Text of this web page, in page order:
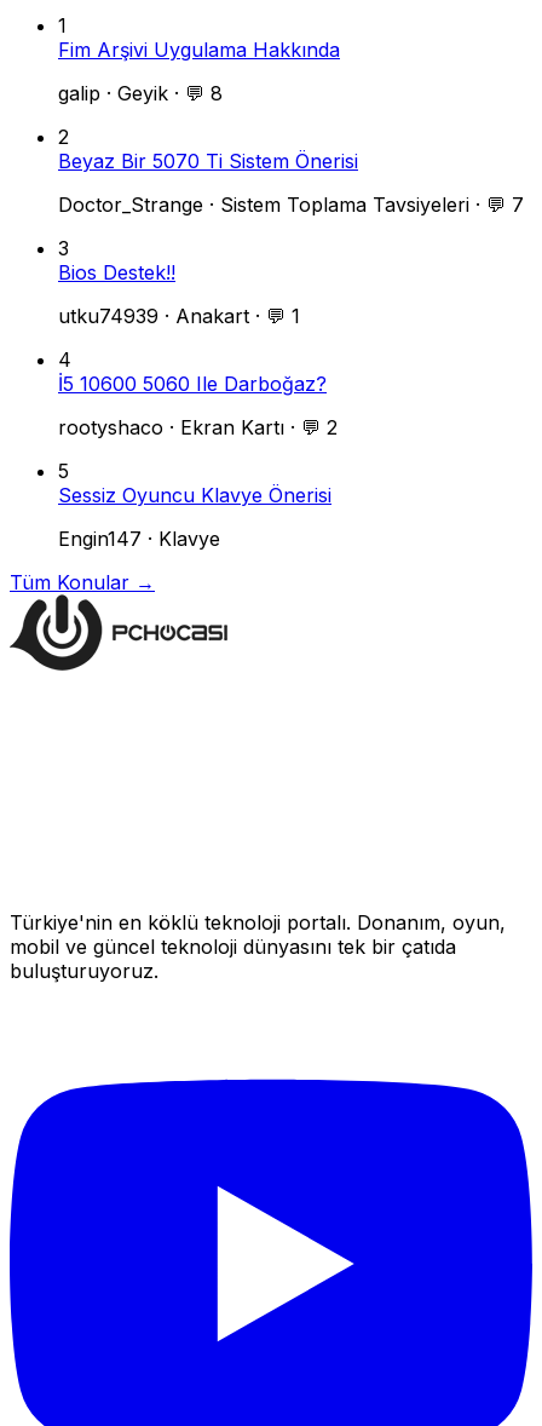
1
Fim Arşivi Uygulama Hakkında
galip · Geyik · 💬 8
2
Beyaz Bir 5070 Ti Sistem Önerisi
Doctor_Strange · Sistem Toplama Tavsiyeleri · 💬 7
3
Bios Destek!!
utku74939 · Anakart · 💬 1
4
İ5 10600 5060 Ile Darboğaz?
rootyshaco · Ekran Kartı · 💬 2
5
Sessiz Oyuncu Klavye Önerisi
Engin147 · Klavye
Tüm Konular →
Türkiye'nin en köklü teknoloji portalı. Donanım, oyun,
mobil ve güncel teknoloji dünyasını tek bir çatıda
buluşturuyoruz.